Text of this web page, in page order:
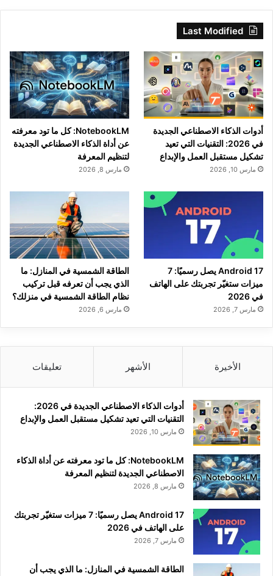
Last Modified
أدوات الذكاء الاصطناعي الجديدة
في 2026: التقنيات التي تعيد
تشكيل مستقبل العمل والإبداع
مارس 10, 2026
NotebookLM: كل ما تود معرفته
عن أداة الذكاء الاصطناعي الجديدة
لتنظيم المعرفة
مارس 8, 2026
Android 17 يصل رسميًا: 7
ميزات ستغيّر تجربتك على الهاتف
في 2026
مارس 7, 2026
الطاقة الشمسية في المنازل: ما
الذي يجب أن تعرفه قبل تركيب
نظام الطاقة الشمسية في منزلك؟
مارس 6, 2026
الأخيرة الأشهر تعليقات
أدوات الذكاء الاصطناعي الجديدة في 2026:
التقنيات التي تعيد تشكيل مستقبل العمل والإبداع
مارس 10, 2026
NotebookLM: كل ما تود معرفته عن أداة الذكاء
الاصطناعي الجديدة لتنظيم المعرفة
مارس 8, 2026
Android 17 يصل رسميًا: 7 ميزات ستغيّر تجربتك
على الهاتف في 2026
مارس 7, 2026
الطاقة الشمسية في المنازل: ما الذي يجب أن